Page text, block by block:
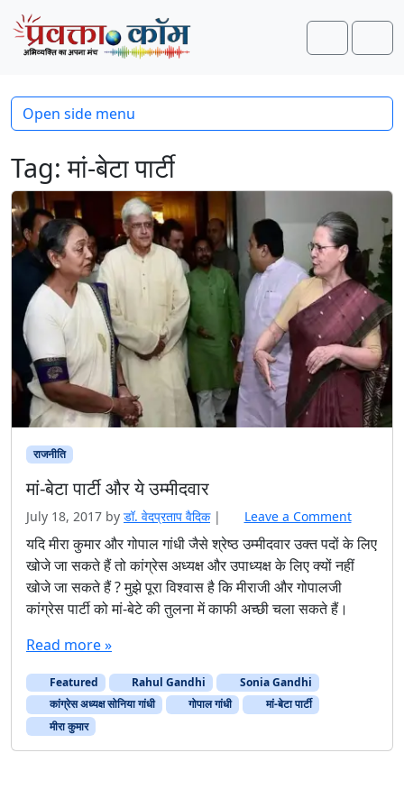
Skip to content
Skip to footer
Search
Tag:मां-बेटा पार्टी
राजनीति
मां-बेटा पार्टी और ये उम्मीदवार
July 18, 2017 by डॉ. वेदप्रताप वैदिक | Leave a Comment
यदि मीरा कुमार और गोपाल गांधी जैसे श्रेष्ठ उम्मीदवार उक्त पदों के लिए
खोजे जा सकते हैं तो कांग्रेस अध्यक्ष और उपाध्यक्ष के लिए क्यों नहीं
खोजे जा सकते हैं ? मुझे पूरा विश्वास है कि मीराजी और गोपालजी
कांग्रेस पार्टी को मां-बेटे की तुलना में काफी अच्छी चला सकते हैं।
Read more »
Featured Rahul Gandhi
Sonia Gandhi
कांग्रेस अध्यक्ष सोनिया गांधी
गोपाल गांधी
मां-बेटा पार्टी
मीरा कुमार
Open side menu